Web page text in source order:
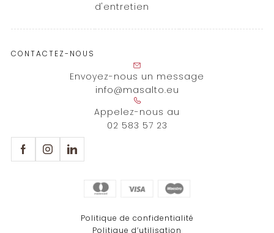
d'entretien
CONTACTEZ-NOUS
Envoyez-nous un message
info@masalto.eu
Appelez-nous au
02 583 57 23
Politique de confidentialité
Politique d’utilisation